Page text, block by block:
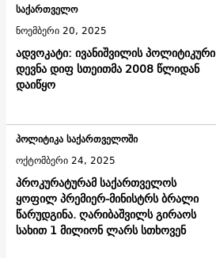
ადვოკატი: ივანიშვილის პოლიტიკური
დევნა დიფ სთეითმა 2008 წლიდან
დაიწყო
საქართველო
ნოემბერი 20, 2025
პროკურატურამ საქართველოს
ყოფილ პრემიერ-მინისტრს ბრალი
წარუდგინა. ღარიბაშვილს გირაოს
სახით 1 მილიონ ლარს სთხოვენ
პოლიტიკა საქართველოში
ოქტომბერი 24, 2025